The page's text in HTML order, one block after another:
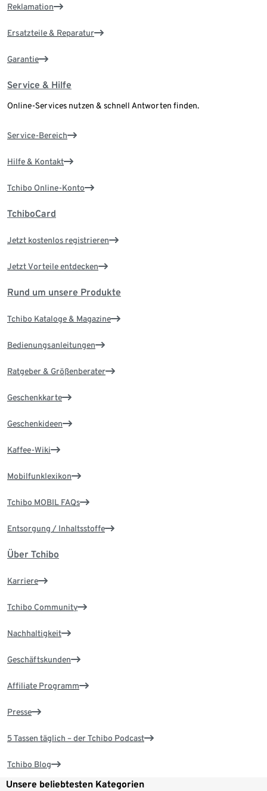
Reklamation
Ersatzteile & Reparatur
Garantie
Service & Hilfe
Online-Services nutzen & schnell Antworten finden.
Service-Bereich
Hilfe & Kontakt
Tchibo Online-Konto
TchiboCard
Jetzt kostenlos registrieren
Jetzt Vorteile entdecken
Rund um unsere Produkte
Tchibo Kataloge & Magazine
Bedienungsanleitungen
Ratgeber & Größenberater
Geschenkkarte
Geschenkideen
Kaffee-Wiki
Mobilfunklexikon
Tchibo MOBIL FAQs
Entsorgung / Inhaltsstoffe
Über Tchibo
Karriere
Tchibo Community
Nachhaltigkeit
Geschäftskunden
Affiliate Programm
Presse
5 Tassen täglich – der Tchibo Podcast
Tchibo Blog
Unsere beliebtesten Kategorien